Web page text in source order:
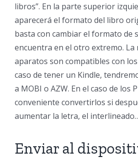
libros”. En la parte superior
aparecerá el formato del libro
basta con cambiar el formato de
encuentra en el otro extremo. La
aparatos son compatibles con
caso de tener un Kindle,
a MOBI o AZW. En el caso de los
conveniente convertirlos si
aumentar la letra, el
Enviar al